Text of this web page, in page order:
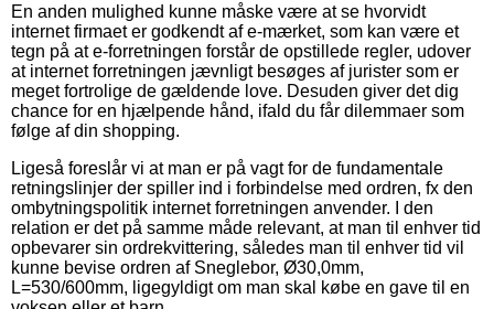
En anden mulighed kunne måske være at se hvorvidt
internet firmaet er godkendt af e-mærket, som kan være et
tegn på at e-forretningen forstår de opstillede regler, udover
at internet forretningen jævnligt besøges af jurister som er
meget fortrolige de gældende love. Desuden giver det dig
chance for en hjælpende hånd, ifald du får dilemmaer som
følge af din shopping.
Ligeså foreslår vi at man er på vagt for de fundamentale
retningslinjer der spiller ind i forbindelse med ordren, fx den
ombytningspolitik internet forretningen anvender. I den
relation er det på samme måde relevant, at man til enhver tid
opbevarer sin ordrekvittering, således man til enhver tid vil
kunne bevise ordren af Sneglebor, Ø30,0mm,
L=530/600mm, ligegyldigt om man skal købe en gave til en